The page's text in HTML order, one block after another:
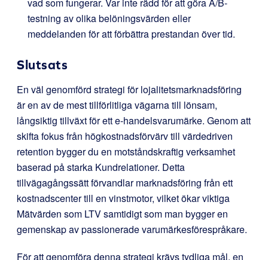
testning av olika belöningsvärden eller
meddelanden för att förbättra prestandan över tid.
Slutsats
En väl genomförd strategi för lojalitetsmarknadsföring
är en av de mest tillförlitliga vägarna till lönsam,
långsiktig tillväxt för ett e-handelsvarumärke. Genom att
skifta fokus från högkostnadsförvärv till värdedriven
retention bygger du en motståndskraftig verksamhet
baserad på starka Kundrelationer. Detta
tillvägagångssätt förvandlar marknadsföring från ett
kostnadscenter till en vinstmotor, vilket ökar viktiga
Mätvärden som LTV samtidigt som man bygger en
gemenskap av passionerade varumärkesförespråkare.
För att genomföra denna strategi krävs tydliga mål, en